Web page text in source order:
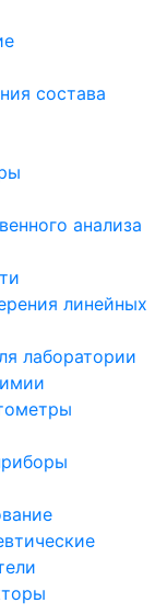
состава
анализа
линейных
лаборатории